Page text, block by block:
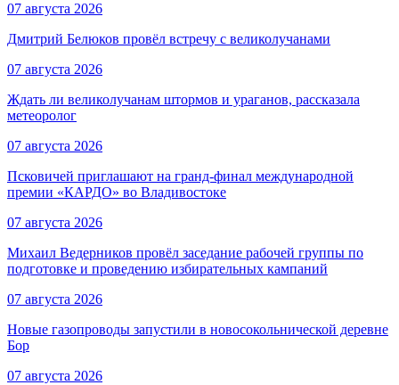
07 августа 2026
Дмитрий Белюков провёл встречу с великолучанами
07 августа 2026
Ждать ли великолучанам штормов и ураганов, рассказала
метеоролог
07 августа 2026
Псковичей приглашают на гранд‑финал международной
премии «КАРДО» во Владивостоке
07 августа 2026
Михаил Ведерников провёл заседание рабочей группы по
подготовке и проведению избирательных кампаний
07 августа 2026
Новые газопроводы запустили в новосокольнической деревне
Бор
07 августа 2026